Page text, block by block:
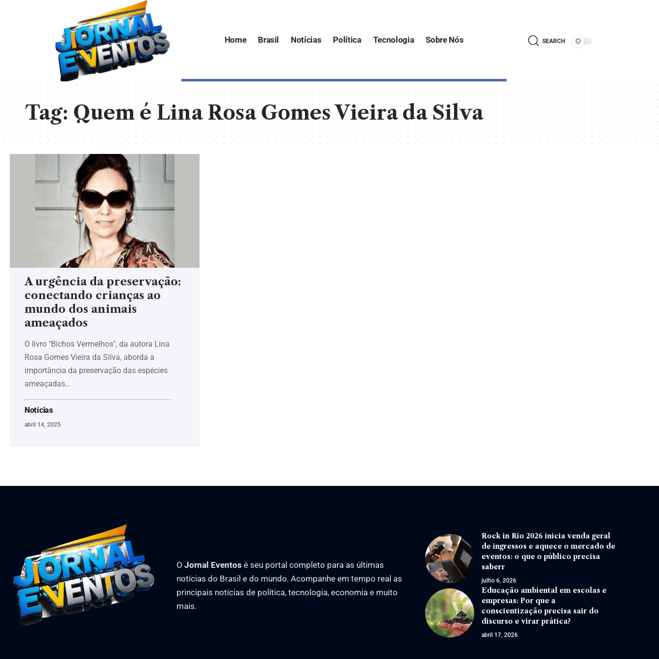
Home Brasil Notícias Política Tecnologia Sobre Nós SEARCH
Tag:Quem é Lina Rosa Gomes Vieira da Silva
A urgência da preservação:
conectando crianças ao
mundo dos animais
ameaçados
O livro "Bichos Vermelhos", da autora Lina
Rosa Gomes Vieira da Silva, aborda a
importância da preservação das espécies
ameaçadas…
Notícias
abril 14, 2025
O Jornal Eventos é seu portal completo para as últimas
notícias do Brasil e do mundo. Acompanhe em tempo real as
principais notícias de política, tecnologia, economia e muito
mais.
Rock in Rio 2026 inicia venda geral
de ingressos e aquece o mercado de
eventos: o que o público precisa
saberr
julho 6, 2026
Educação ambiental em escolas e
empresas: Por que a
conscientização precisa sair do
discurso e virar prática?
abril 17, 2026